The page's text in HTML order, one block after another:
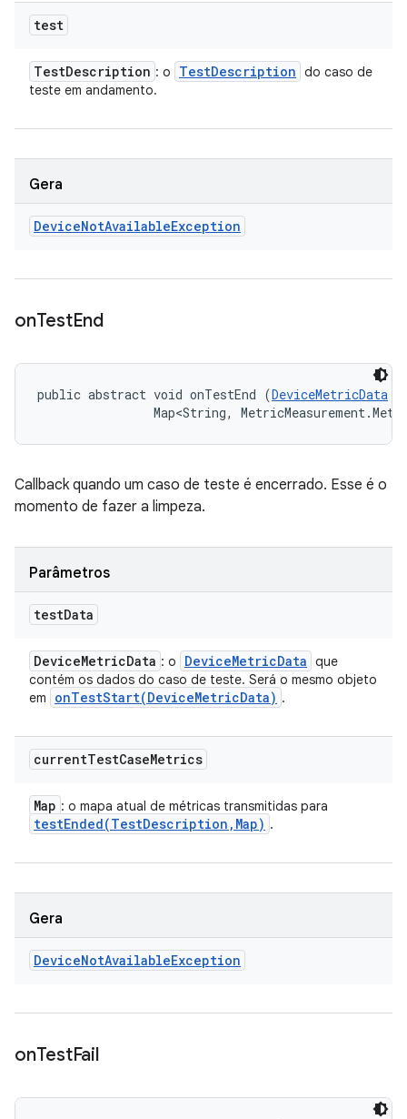
test
TestDescription : o TestDescription do caso de
teste em andamento.
Gera
DeviceNotAvailableException
onTestEnd
public abstract void onTestEnd (DeviceMetricData
Map<String,
Callback quando um caso de teste é encerrado. Esse é o
momento de fazer a limpeza.
Parâmetros
testData
DeviceMetricData : o DeviceMetricData que
contém os dados do caso de teste. Será o mesmo objeto
em
onTestStart(DeviceMetricData) .
currentTestCaseMetrics
Map : o mapa atual de métricas transmitidas para
testEnded(TestDescription , Map) .
Gera
DeviceNotAvailableException
onTestFail